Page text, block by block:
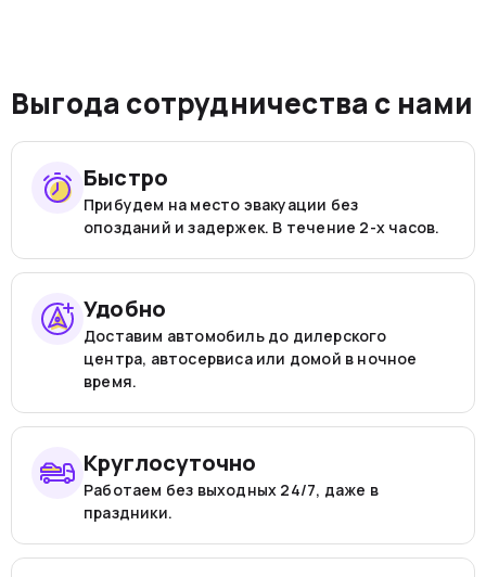
Выгода сотрудничества с нами
Быстро
Прибудем на место эвакуации без
опозданий и задержек. В течение 2-х часов.
Удобно
Доставим автомобиль до дилерского
центра, автосервиса или домой в ночное
время.
Круглосуточно
Работаем без выходных 24/7, даже в
праздники.